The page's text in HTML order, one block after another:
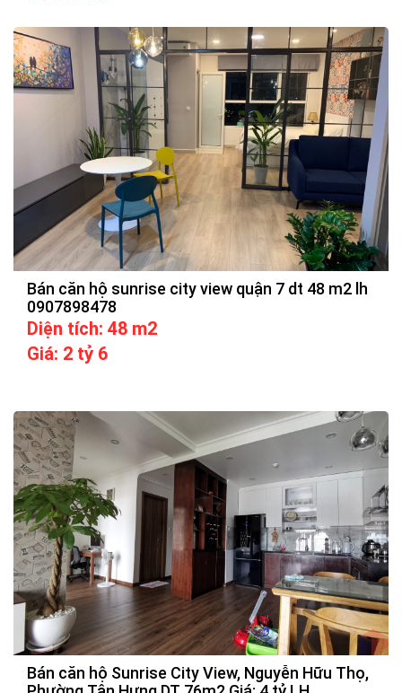
Bán căn hộ sunrise city view quận 7 dt 48 m2 lh
0907898478
Diện tích: 48 m2
Giá: 2 tỷ 6
Bán căn hộ Sunrise City View, Nguyễn Hữu Thọ,